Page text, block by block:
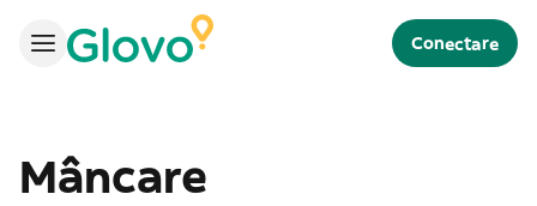
Conectare
Mâncare